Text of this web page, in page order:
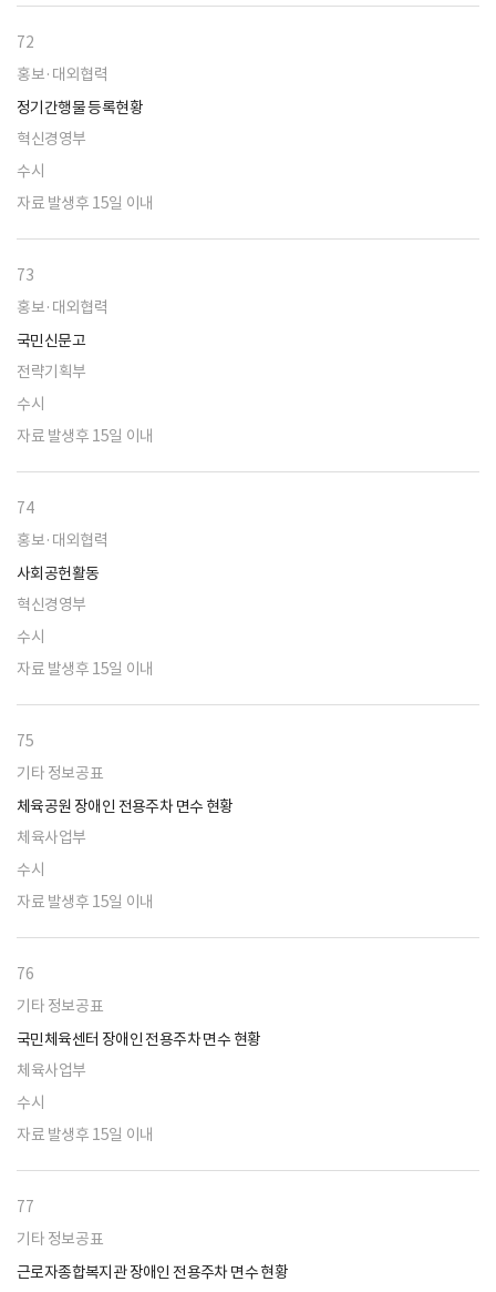
72
홍보·대외협력
정기간행물 등록현황
혁신경영부
수시
자료 발생후 15일 이내
73
홍보·대외협력
국민신문고
전략기획부
수시
자료 발생후 15일 이내
74
홍보·대외협력
사회공헌활동
혁신경영부
수시
자료 발생후 15일 이내
75
기타 정보공표
체육공원 장애인 전용주차 면수 현황
체육사업부
수시
자료 발생후 15일 이내
76
기타 정보공표
국민체육센터 장애인 전용주차 면수 현황
체육사업부
수시
자료 발생후 15일 이내
77
기타 정보공표
근로자종합복지관 장애인 전용주차 면수 현황